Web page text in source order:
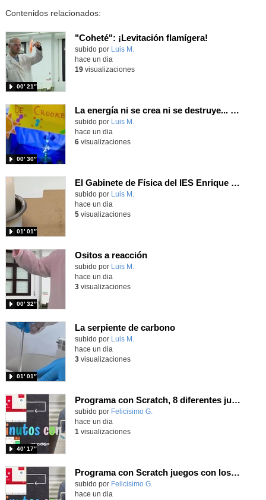
Contenidos relacionados:
"Coheté": ¡Levitación flamígera!
Contenido educativo.
subido por Luis M.
00′ 21″
hace un dia
19visualizaciones
La energía ni se crea ni se destruye... ¡se experimenta! El Tierno en la Feria Madrid es Ciencia 2026
Contenido educativo.
subido por Luis M.
00′ 30″
hace un dia
6visualizaciones
El Gabinete de Física del IES Enrique Tierno Galván de Parla (Curso 25-26)
Contenido educativo.
subido por Luis M.
01′ 01″
hace un dia
5visualizaciones
Ositos a reacción
Contenido educativo.
subido por Luis M.
00′ 32″
hace un dia
3visualizaciones
La serpiente de carbono
Contenido educativo.
subido por Luis M.
01′ 01″
hace un dia
3visualizaciones
Programa con Scratch, 8 diferentes juegos para vivir la emoción de los partidos de España en el mundial 2026
Contenido educativo.
subido por Felicisimo G.
40′ 17″
hace un dia
1 visualizaciones
Programa con Scratch juegos con los partidos del mundial 2026 ganados por España
Contenido educativo.
subido por Felicisimo G.
hace un dia